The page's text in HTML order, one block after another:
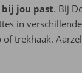
jou past. Bij
in
trekhaak.